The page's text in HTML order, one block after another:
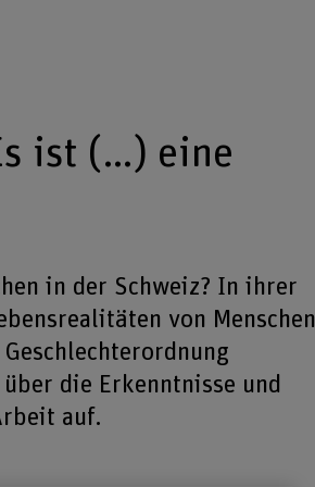
ist (…) eine
in der Schweiz? In ihrer
von Menschen
die Erkenntnisse und
auf.